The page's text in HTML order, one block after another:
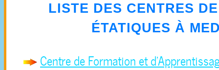
LISTE DES CENTRES
ÉTATIQUES À
Centre de Formation et